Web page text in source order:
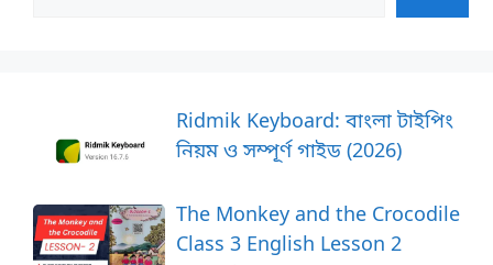
Ridmik Keyboard: বাংলা টাইপিং
নিয়ম ও সম্পূর্ণ গাইড (2026)
The Monkey and the Crocodile
Class 3 English Lesson 2